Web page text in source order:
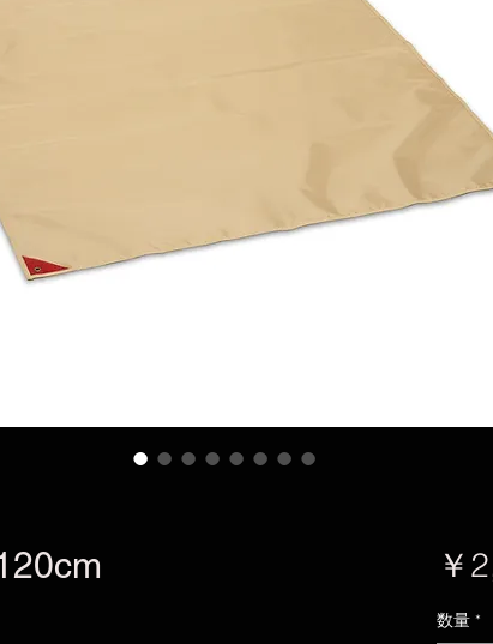
4.0です。
￥
数量 *